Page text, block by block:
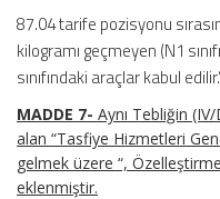
87.04 tarife pozisyonu
kilogramı geçmeyen (N1
sınıfındaki araçlar kabul
MADDE 7- Aynı Tebliğin
alan “Tasfiye Hizmetleri
gelmek üzere “,
eklenmiştir.